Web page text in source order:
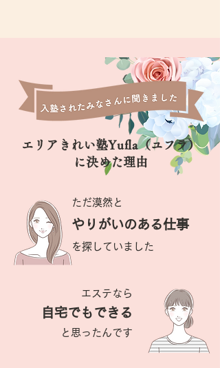
エリアきれい塾Yufla（ユフラ）
に決めた理由
ただ漠然と
やりがいのある仕事
を探していました
エステなら
自宅でもできる
と思ったんです